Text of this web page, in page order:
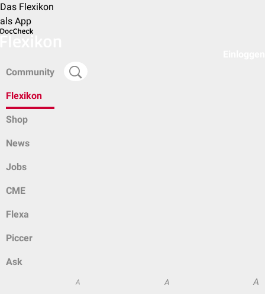
Das Flexikon
als App
Community
Flexikon
Shop
News
Jobs
CME
Flexa
Piccer
Ask
A A A